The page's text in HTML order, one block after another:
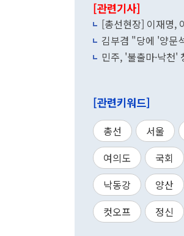
[관련기사]
[총선현장] 이재명,
김부겸 "당에 '양문
민주, '불출마·낙천
[관련키워드]
총선 서울
여의도
국회
낙동강
양산
컷오프
정신